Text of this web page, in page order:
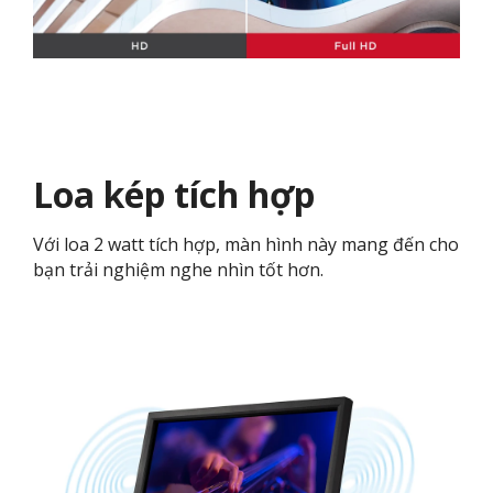
Loa kép tích hợp
Với loa 2 watt tích hợp, màn hình này mang đến cho
bạn trải nghiệm nghe nhìn tốt hơn.